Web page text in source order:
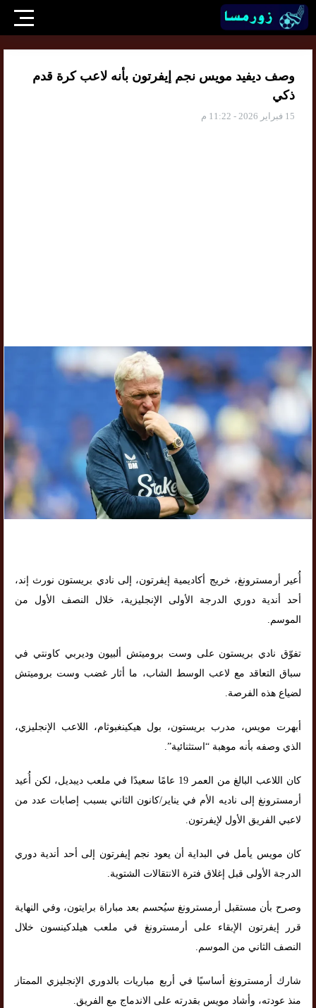
وصف ديفيد مويس نجم إيفرتون بأنه لاعب كرة قدم
ذكي
15 فبراير 2026 - 11:22 م
أُعير أرمسترونغ، خريج أكاديمية إيفرتون، إلى نادي بريستون نورث إند،
أحد أندية دوري الدرجة الأولى الإنجليزية، خلال النصف الأول من
الموسم.
تفوّق نادي بريستون على وست بروميتش ألبيون وديربي كاونتي في
سباق التعاقد مع لاعب الوسط الشاب، ما أثار غضب وست بروميتش
لضياع هذه الفرصة.
أبهرت مويس، مدرب بريستون، بول هيكينغبوثام، اللاعب الإنجليزي،
الذي وصفه بأنه موهبة “استثنائية”.
كان اللاعب البالغ من العمر 19 عامًا سعيدًا في ملعب ديبديل، لكن أُعيد
أرمسترونغ إلى ناديه الأم في يناير/كانون الثاني بسبب إصابات عدد من
لاعبي الفريق الأول لإيفرتون.
كان مويس يأمل في البداية أن يعود نجم إيفرتون إلى أحد أندية دوري
الدرجة الأولى قبل إغلاق فترة الانتقالات الشتوية.
وصرح بأن مستقبل أرمسترونغ سيُحسم بعد مباراة برايتون، وفي النهاية
قرر إيفرتون الإبقاء على أرمسترونغ في ملعب هيلدكينسون خلال
النصف الثاني من الموسم.
شارك أرمسترونغ أساسيًا في أربع مباريات بالدوري الإنجليزي الممتاز
منذ عودته، وأشاد مويس بقدرته على الاندماج مع الفريق.